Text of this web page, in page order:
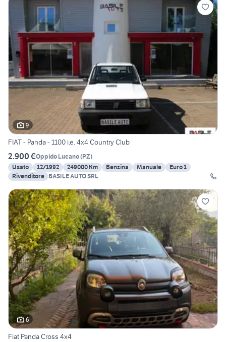
9
FIAT - Panda - 1100 i.e. 4x4 Country Club
2.900 €Oppido Lucano(PZ)
Usato
12/1992 249000 Km Benzina Manuale
Euro 1
Rivenditore BASILE AUTO SRL
6
Fiat Panda Cross 4x4